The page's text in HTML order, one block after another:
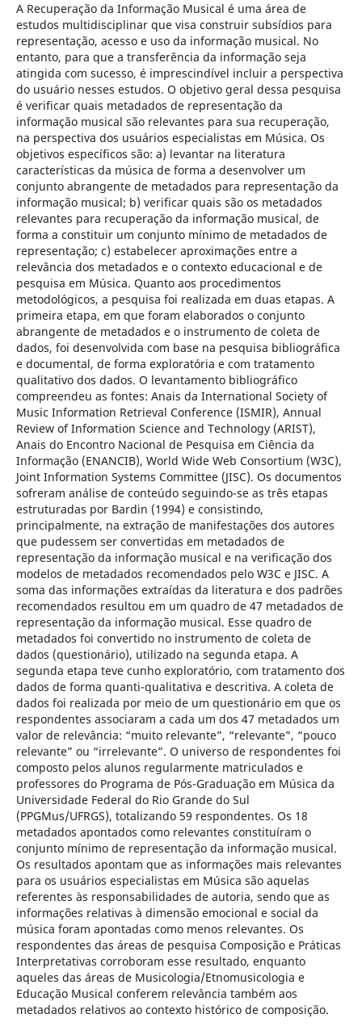
A Recuperação da Informação Musical é uma área de
estudos multidisciplinar que visa construir subsídios para
representação, acesso e uso da informação musical. No
entanto, para que a transferência da informação seja
atingida com sucesso, é imprescindível incluir a perspectiva
do usuário nesses estudos. O objetivo geral dessa pesquisa
é verificar quais metadados de representação da
informação musical são relevantes para sua recuperação,
na perspectiva dos usuários especialistas em Música. Os
objetivos específicos são: a) levantar na literatura
características da música de forma a desenvolver um
conjunto abrangente de metadados para representação da
informação musical; b) verificar quais são os metadados
relevantes para recuperação da informação musical, de
forma a constituir um conjunto mínimo de metadados de
representação; c) estabelecer aproximações entre a
relevância dos metadados e o contexto educacional e de
pesquisa em Música. Quanto aos procedimentos
metodológicos, a pesquisa foi realizada em duas etapas. A
primeira etapa, em que foram elaborados o conjunto
abrangente de metadados e o instrumento de coleta de
dados, foi desenvolvida com base na pesquisa bibliográfica
e documental, de forma exploratória e com tratamento
qualitativo dos dados. O levantamento bibliográfico
compreendeu as fontes: Anais da International Society of
Music Information Retrieval Conference (ISMIR), Annual
Review of Information Science and Technology (ARIST),
Anais do Encontro Nacional de Pesquisa em Ciência da
Informação (ENANCIB), World Wide Web Consortium (W3C),
Joint Information Systems Committee (JISC). Os documentos
sofreram análise de conteúdo seguindo-se as três etapas
estruturadas por Bardin (1994) e consistindo,
principalmente, na extração de manifestações dos autores
que pudessem ser convertidas em metadados de
representação da informação musical e na verificação dos
modelos de metadados recomendados pelo W3C e JISC. A
soma das informações extraídas da literatura e dos padrões
recomendados resultou em um quadro de 47 metadados de
representação da informação musical. Esse quadro de
metadados foi convertido no instrumento de coleta de
dados (questionário), utilizado na segunda etapa. A
segunda etapa teve cunho exploratório, com tratamento dos
dados de forma quanti-qualitativa e descritiva. A coleta de
dados foi realizada por meio de um questionário em que os
respondentes associaram a cada um dos 47 metadados um
valor de relevância: “muito relevante”, “relevante”, “pouco
relevante” ou “irrelevante”. O universo de respondentes foi
composto pelos alunos regularmente matriculados e
professores do Programa de Pós-Graduação em Música da
Universidade Federal do Rio Grande do Sul
(PPGMus/UFRGS), totalizando 59 respondentes. Os 18
metadados apontados como relevantes constituíram o
conjunto mínimo de representação da informação musical.
Os resultados apontam que as informações mais relevantes
para os usuários especialistas em Música são aquelas
referentes às responsabilidades de autoria, sendo que as
informações relativas à dimensão emocional e social da
música foram apontadas como menos relevantes. Os
respondentes das áreas de pesquisa Composição e Práticas
Interpretativas corroboram esse resultado, enquanto
aqueles das áreas de Musicologia/Etnomusicologia e
Educação Musical conferem relevância também aos
metadados relativos ao contexto histórico de composição.